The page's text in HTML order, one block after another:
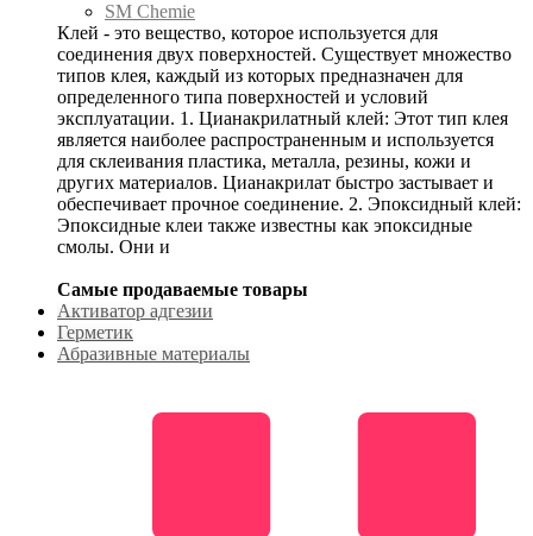
SM Chemie
Клей - это вещество, которое используется для
соединения двух поверхностей. Существует множество
типов клея, каждый из которых предназначен для
определенного типа поверхностей и условий
эксплуатации. 1. Цианакрилатный клей: Этот тип клея
является наиболее распространенным и используется
для склеивания пластика, металла, резины, кожи и
других материалов. Цианакрилат быстро застывает и
обеспечивает прочное соединение. 2. Эпоксидный клей:
Эпоксидные клеи также известны как эпоксидные
смолы. Они и
Самые продаваемые товары
Активатор адгезии
Герметик
Абразивные материалы